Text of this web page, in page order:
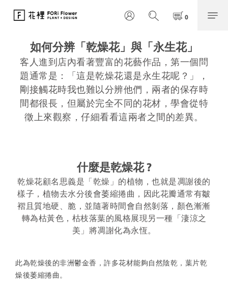
如何分辨「乾燥花」與「永生花」
客人進到店內看著豐富的花藝作品，第一個問
題通常是：「這是乾燥花還是永生花呢？」，
剛接觸花時我也難以分辨他們，兩者的保存時
間都很長，但屬於完全不同的花材，學會從特
徵上來觀察，仔細看看這兩者之間的差異。
什麼是乾燥花 ?
乾燥花顧名思義是「乾燥」的植物，也就是凋謝後的
樣子，植物去水分後會萎縮捲曲，因此花瓣通常有皺
褶且質地硬、脆，並隨著時間會自然剝落，顏色漸漸
轉為枯黃色，枯枝落葉的風格展現 另一種「淒涼之
美」將凋謝化為永恆。
此為乾燥後的非洲鬱金香， 許多花材能夠自然陰乾 ，葉片乾
燥後萎縮捲曲。